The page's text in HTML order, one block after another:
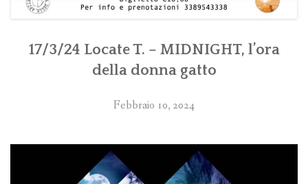
17/3/24 Locate T. – MIDNIGHT, l’ora
della donna gatto
Febbraio 10, 2024